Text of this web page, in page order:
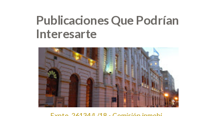
Publicaciones Que Podrían
Interesarte